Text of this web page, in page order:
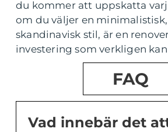
du kommer att uppskatta
om du väljer en
skandinavisk stil, är en
investering som verkligen
FAQ
Vad innebär det